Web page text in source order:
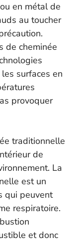
en métal de
au toucher
de cheminée
surfaces en
provoquer
traditionnelle
de
La
est un
qui peuvent
respiratoire.
et donc